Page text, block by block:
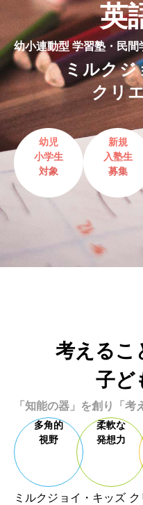
英
幼小連動型 学習塾・民間
ミルク
クリ
幼児
小学生
対象
新規
入塾生
募集
考えるこ
子ど
「知能の器」を創り「考
多角的
視野
柔軟な
発想力
ミルクジョイ・キッズ